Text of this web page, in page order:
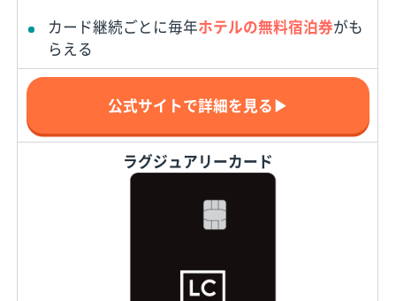
カード継続ごとに毎年ホテルの無料宿泊券がも
らえる
公式サイトで詳細を見る▶
ラグジュアリーカード